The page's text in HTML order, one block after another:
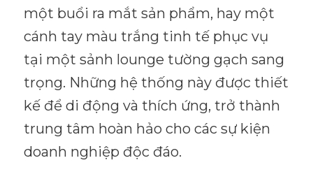
một buổi ra mắt sản phẩm, hay một
cánh tay màu trắng tinh tế phục vụ
tại một sảnh lounge tường gạch sang
trọng. Những hệ thống này được thiết
kế để di động và thích ứng, trở thành
trung tâm hoàn hảo cho các sự kiện
doanh nghiệp độc đáo.